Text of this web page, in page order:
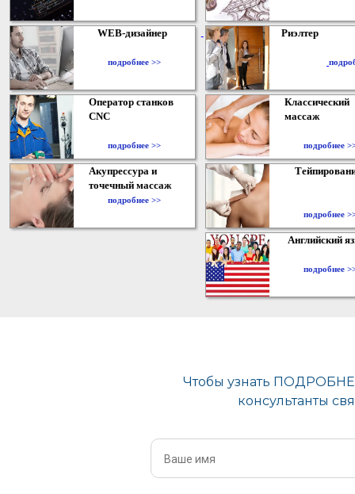
WEB-дизайнер
подробнее >>
Риэлтер
Оператор станков
CNC
подробнее >>
Классический
массаж
подробнее
Акупрессура и
точечный массаж
подробнее >>
подробнее
Английский
подробнее